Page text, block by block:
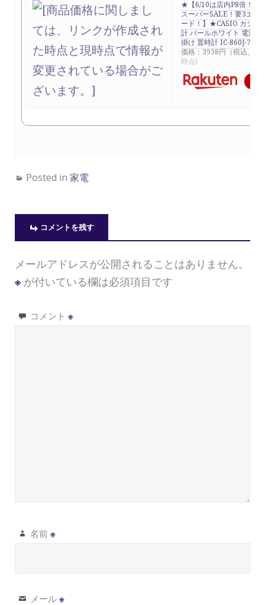
★【6/10は店内P8倍！最
スーパーSALE！要3エン
ード！】★CASIO カシオ
計 パールホワイト 電波時
掛け 置時計 IC-860J-7JF
価格：3938円（税込、送
時点)
Posted in 家電
コメントを残す
メールアドレスが公開されることはありません。
※が付いている欄は必須項目です
コメント ※
名前 ※
メール ※